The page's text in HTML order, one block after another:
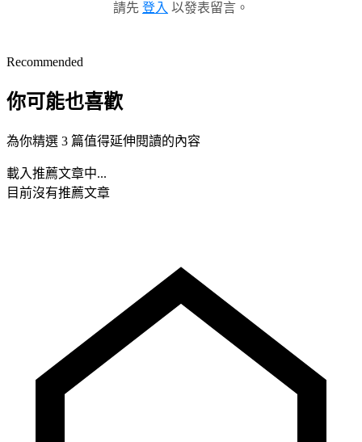
請先 登入 以發表留言。
Recommended
你可能也喜歡
為你精選 3 篇值得延伸閱讀的內容
載入推薦文章中...
目前沒有推薦文章